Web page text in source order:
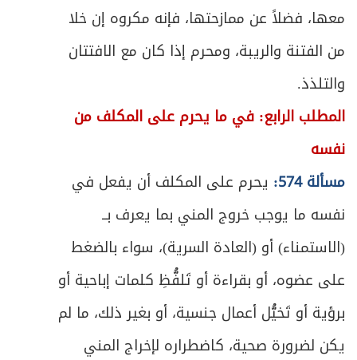
معها، فضلاً عن ممازحتها، فإنه مكروه إن خلا
من الفتنة والريبة، ومحرم إذا كان مع الافتتان
والتلذذ.
المطلب الرابع: في ما يحرم على المكلف من
نفسه
مسألة 574:
يحرم على المكلف أن يفعل في
نفسه ما يوجب خروج المني بما يعرف بــ
(الاستمناء) أو (العادة السرية)، سواء بالضغط
على عضوه، أو بقراءة أو تَلفُّظِ كلمات إباحية أو
برؤية أو تَخيُّل أعمال جنسية، أو بغير ذلك، ما لم
يكن لضرورة صحية، كاضطراره لإخراج المني